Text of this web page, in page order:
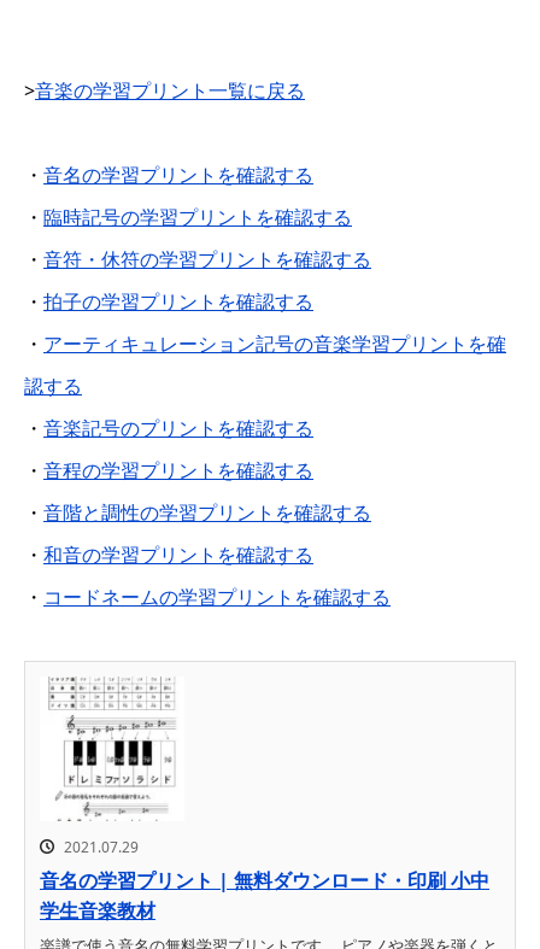
>音楽の学習プリント一覧に戻る
・ 音名の学習プリントを確認する
・ 臨時記号の学習プリントを確認する
・ 音符・休符の学習プリントを確認する
・ 拍子の学習プリントを確認する
・ アーティキュレーション記号の音楽学習プリントを確
認する
・ 音楽記号のプリントを確認する
・ 音程の学習プリントを確認する
・ 音階と調性の学習プリントを確認する
・ 和音の学習プリントを確認する
・ コードネームの学習プリントを確認する
2021.07.29
音名の学習プリント | 無料ダウンロード・印刷 小中
学生音楽教材